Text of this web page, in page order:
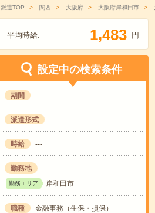
派遣TOP 関西 大阪府 大阪府岸和田市
平均時給: 1,483 円
設定中の検索条件
期間 ---
派遣形式 ---
時給 ---
勤務地
勤務エリア 岸和田市
職種 金融事務（生保・損保）